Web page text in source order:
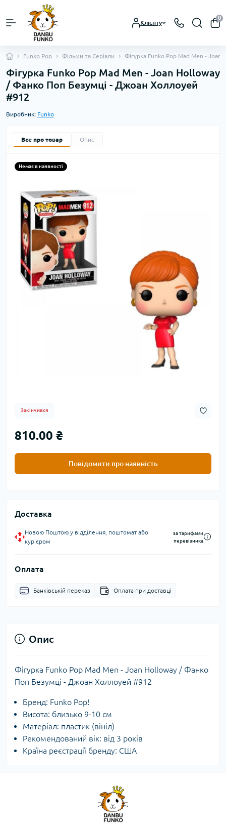
Клієнту
0
Funko Pop Фільми та Серіали Фігурка Funko Pop Mad Men -
Фігурка Funko Pop Mad Men - Joan Holloway
/ Фанко Поп Безумці - Джоан Холлоуей
#912
Виробник: Funko
Все про товар Опис
Немає в наявності
Закінчився
810.00 ₴
Повідомити про наявність
Доставка
Новою Поштою у відділення, поштомат або
кур'єром
за тарифами
перевізника
Оплата
Банківській переказ Оплата при доставці
Опис
Фігурка Funko Pop Mad Men - Joan Holloway / Фанко
Поп Безумці - Джоан Холлоуей #912
Бренд: Funko Pop!
Висота: близько 9-10 см
Матеріал: пластик (вініл)
Рекомендований вік: від 3 років
Країна реєстрації бренду: США